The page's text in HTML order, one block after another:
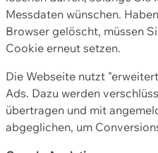
Messdaten wünschen.
Browser gelöscht, müssen
Cookie erneut setzen.
Die Webseite nutzt
Ads. Dazu werden
übertragen und mit
abgeglichen, um